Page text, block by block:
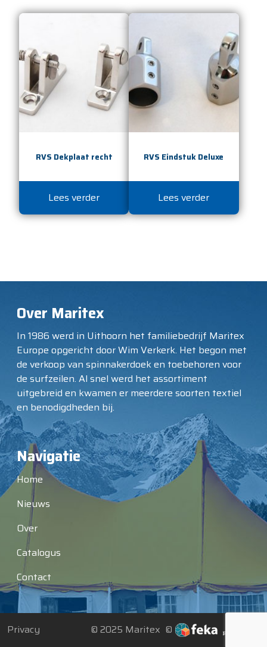
RVS Dekplaat recht
Lees verder
RVS Eindstuk Deluxe
Lees verder
Over Maritex
In 1986 werd in Uithoorn het familiebedrijf Maritex
Europe opgericht door Wim Verkerk. Het begon met
de verkoop van spinnakerdoek en toebehoren voor
de surfzeilen. Al snel werd het assortiment
uitgebreid en kwamen er meerdere soorten textiel
en benodigdheden bij.
Navigatie
Home
Nieuws
Over
Catalogus
Contact
Privacy © 2025 Maritex ©